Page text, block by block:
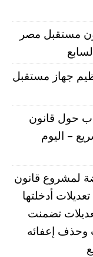
مستقبل مصر
جهاز مستقبل
حول قانون
– اليوم
لمشروع قانون
أدخلتها
تضمنت
وحذف إعفائه